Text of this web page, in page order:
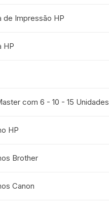
de Impressão HP
HP
com 6 - 10 - 15 Unidades
HP
Brother
Canon